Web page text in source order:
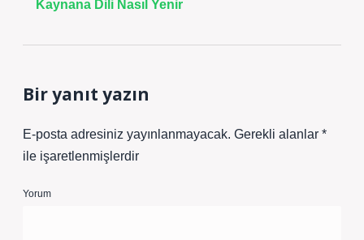
Kaynana Dili Nasıl Yenir
Bir yanıt yazın
E-posta adresiniz yayınlanmayacak. Gerekli alanlar *
ile işaretlenmişlerdir
Yorum